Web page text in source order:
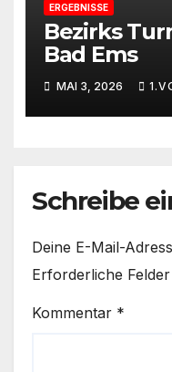
ERGEBNISSE
Bezirks
Bad Ems
MAI 3, 2026
Schreibe
Deine E-Mail-
Erforderliche
Kommentar *